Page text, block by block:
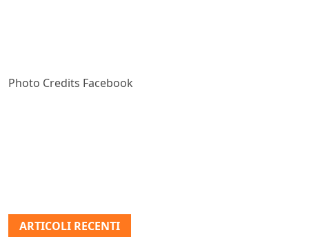
Photo Credits Facebook
ARTICOLI RECENTI